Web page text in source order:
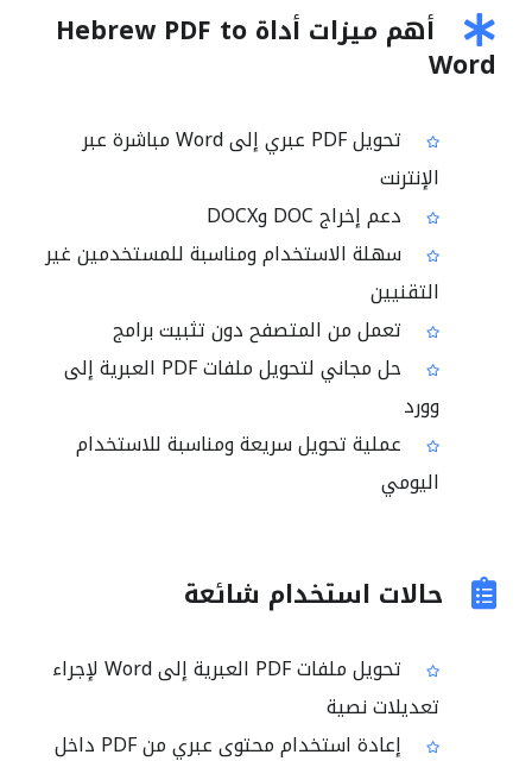
أهم ميزات أداة Hebrew PDF to
Word
تحويل PDF عبري إلى Word مباشرة عبر
الإنترنت
دعم إخراج DOC وDOCX
سهلة الاستخدام ومناسبة للمستخدمين غير
التقنيين
تعمل من المتصفح دون تثبيت برامج
حل مجاني لتحويل ملفات PDF العبرية إلى
وورد
عملية تحويل سريعة ومناسبة للاستخدام
اليومي
حالات استخدام شائعة
تحويل ملفات PDF العبرية إلى Word لإجراء
تعديلات نصية
إعادة استخدام محتوى عبري من PDF داخل